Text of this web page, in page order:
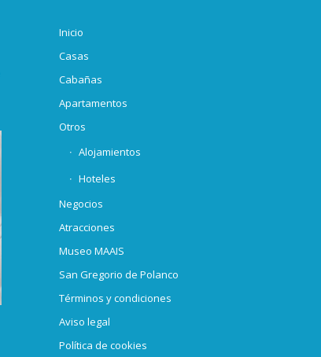
Inicio
Casas
Cabañas
Apartamentos
Otros
Alojamientos
Hoteles
Negocios
Atracciones
Museo MAAIS
San Gregorio de Polanco
Términos y condiciones
Aviso legal
Política de cookies